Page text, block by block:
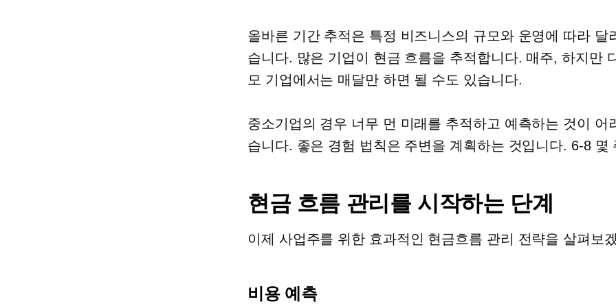
올바른 기간 추적은 특정 비즈니스의 규모와 운영에 따라 달
습니다. 많은 기업이 현금 흐름을 추적합니다. 매주, 하지만
모 기업에서는 매달만 하면 될 수도 있습니다.
중소기업의 경우 너무 먼 미래를 추적하고 예측하는 것이 어
습니다. 좋은 경험 법칙은 주변을 계획하는 것입니다. 6-8몇
현금 흐름 관리를 시작하는 단계
이제 사업주를 위한 효과적인 현금흐름 관리 전략을 살펴보
비용 예측